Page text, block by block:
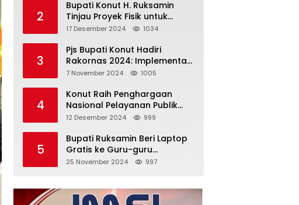
2
Bupati Konut H. Ruksamin
Tinjau Proyek Fisik untuk
Pastikan Kesesuaian dengan
17 Desember 2024 1034
3
Pjs Bupati Konut Hadiri
Rakornas 2024: Implementasi
Asta Cita Menuju Indonesia
7 November 2024 1005
4
Konut Raih Penghargaan
Nasional Pelayanan Publik
2024: Bukti Komitmen Menuju
12 Desember 2024 999
5
Bupati Ruksamin Beri Laptop
Gratis ke Guru-guru
Penggerak di Konut
25 November 2024 997